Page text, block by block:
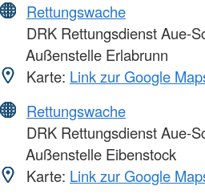
Rettungswache
DRK Rettungsdienst Aue-
Außenstelle Erlabrunn
Karte: Link zur Google
Rettungswache
DRK Rettungsdienst Aue-
Außenstelle Eibenstock
Karte: Link zur Google